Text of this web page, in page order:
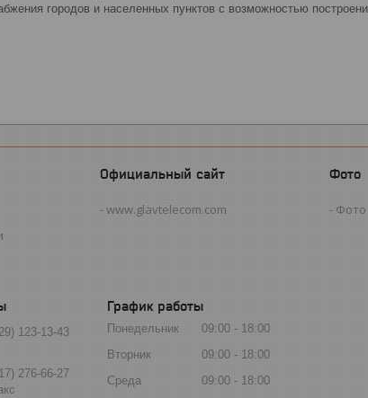
городов и населенных пунктов с возможностью
Официальный сайт
www.glavtelecom.com
Фото
Фото
123-13-43
276-66-27
График работы
Понедельник 09:00
18:00
Вторник
09:00
18:00
Среда
09:00
18:00